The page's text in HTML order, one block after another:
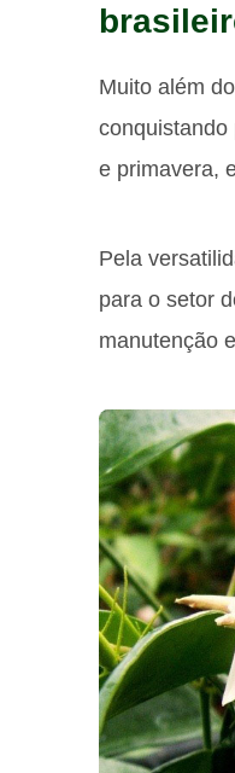
Muito além
conquistando
e primavera,
Pela
para o setor
manutenção